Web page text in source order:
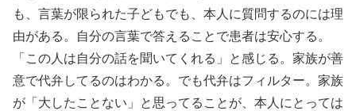
も、言葉が限られた子どもでも、本人に質問するのには理
由がある。自分の言葉で答えることで患者は安心する。
「この人は自分の話を聞いてくれる」と感じる。家族が善
意で代弁してるのはわかる。でも代弁はフィルター。家族
が「大したことない」と思ってることが、本人にとっては